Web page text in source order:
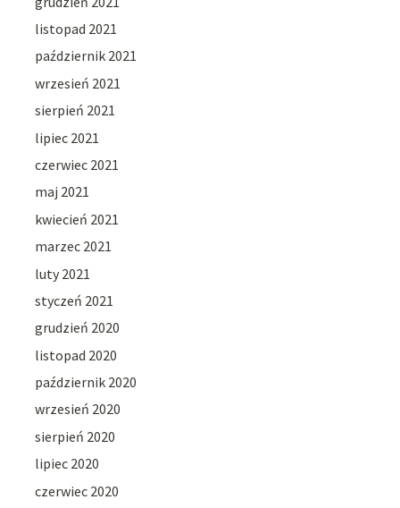
listopad 2021
październik 2021
wrzesień 2021
sierpień 2021
lipiec 2021
czerwiec 2021
maj 2021
kwiecień 2021
marzec 2021
luty 2021
styczeń 2021
grudzień 2020
listopad 2020
październik 2020
wrzesień 2020
sierpień 2020
lipiec 2020
czerwiec 2020